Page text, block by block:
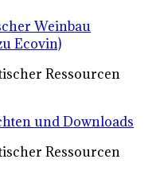
Weinbau
Ecovin)
Ressourcen
und Downloads
Ressourcen